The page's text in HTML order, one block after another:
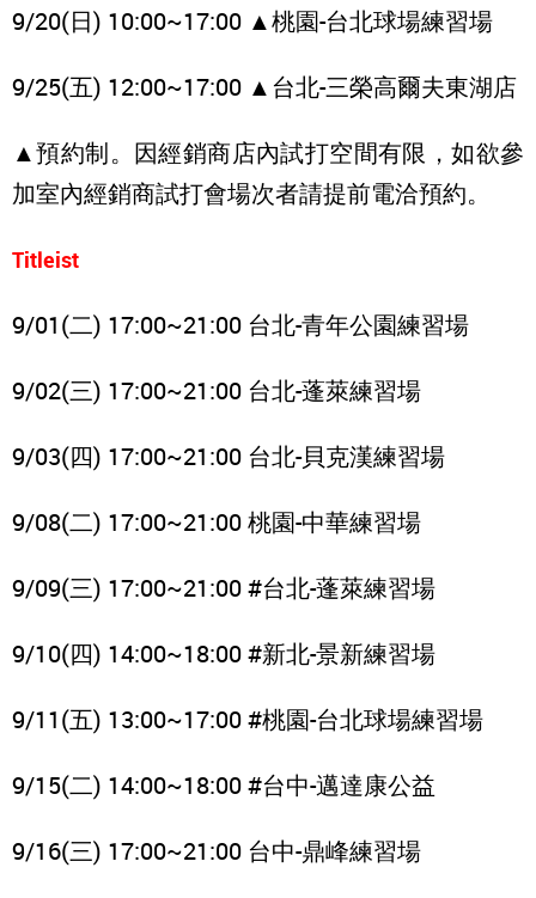
9/20(日) 10:00~17:00 ▲桃園-台北球場練習場
9/25(五) 12:00~17:00 ▲台北-三榮高爾夫東湖店
▲預約制。因經銷商店內試打空間有限，如欲參
加室內經銷商試打會場次者請提前電洽預約。
Titleist
9/01(二) 17:00~21:00 台北-青年公園練習場
9/02(三) 17:00~21:00 台北-蓬萊練習場
9/03(四) 17:00~21:00 台北-貝克漢練習場
9/08(二) 17:00~21:00 桃園-中華練習場
9/09(三) 17:00~21:00 #台北-蓬萊練習場
9/10(四) 14:00~18:00 #新北-景新練習場
9/11(五) 13:00~17:00 #桃園-台北球場練習場
9/15(二) 14:00~18:00 #台中-邁達康公益
9/16(三) 17:00~21:00 台中-鼎峰練習場